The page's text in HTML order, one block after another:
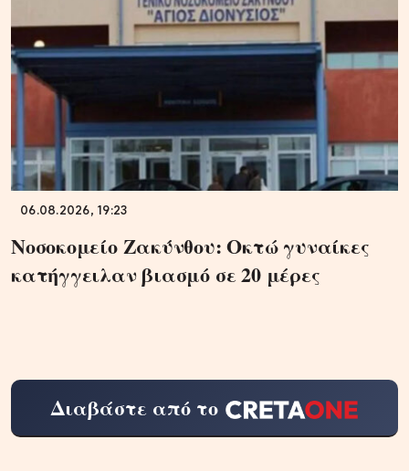
06.08.2026, 19:23
Νοσοκομείο Ζακύνθου: Οκτώ γυναίκες
κατήγγειλαν βιασμό σε 20 μέρες
Διαβάστε από το